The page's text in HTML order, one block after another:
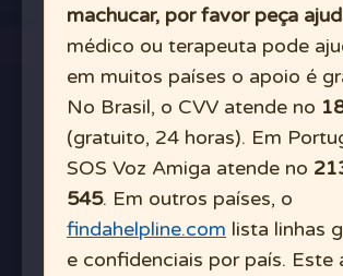
machucar, por favor peça
médico ou terapeuta pode
em muitos países o apoio é
No Brasil, o CVV atende no
(gratuito, 24 horas). Em
SOS Voz Amiga atende no
545. Em outros países, o
findahelpline.com lista linhas
e confidenciais por país. Este